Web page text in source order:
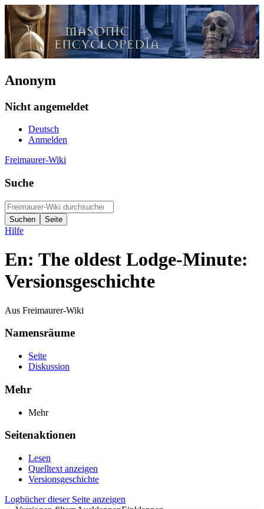
Anonym
Nicht angemeldet
Deutsch
Anmelden
Freimaurer-Wiki
Suche
Hilfe
En: The oldest Lodge-Minute:
Versionsgeschichte
Aus Freimaurer-Wiki
Namensräume
Seite
Diskussion
Mehr
Mehr
Seitenaktionen
Lesen
Quelltext anzeigen
Versionsgeschichte
Logbücher dieser Seite anzeigen